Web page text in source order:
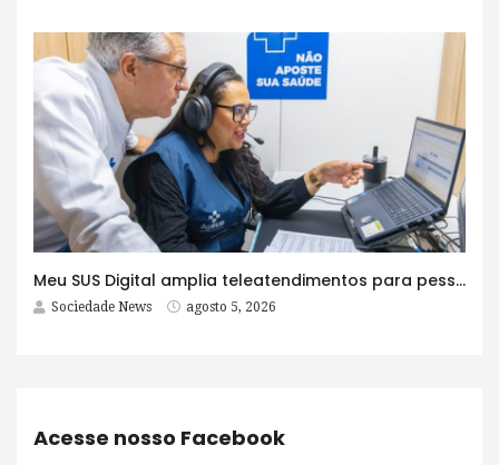
Meu SUS Digital amplia teleatendimentos para pessoas com problemas com jogos e apostas
Sociedade News agosto 5, 2026
Acesse nosso Facebook